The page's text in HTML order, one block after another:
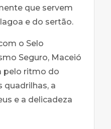
que servem
e do sertão.
o Selo
Seguro, Maceió
pelo ritmo do
quadrilhas, a
e a delicadeza